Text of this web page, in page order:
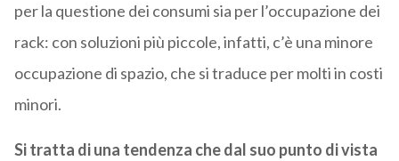
per la questione dei consumi sia per l’occupazione dei
rack: con soluzioni più piccole, infatti, c’è una minore
occupazione di spazio, che si traduce per molti in costi
minori.
Si tratta di una tendenza che dal suo punto di vista